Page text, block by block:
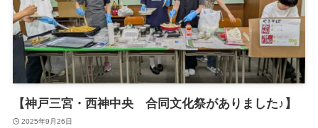
【神戸三宮・西神中央 合同文化祭がありました♪】
2025年9月26日